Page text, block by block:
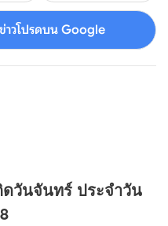
าวโปรดบน Google
วันจันทร์ ประจำวัน